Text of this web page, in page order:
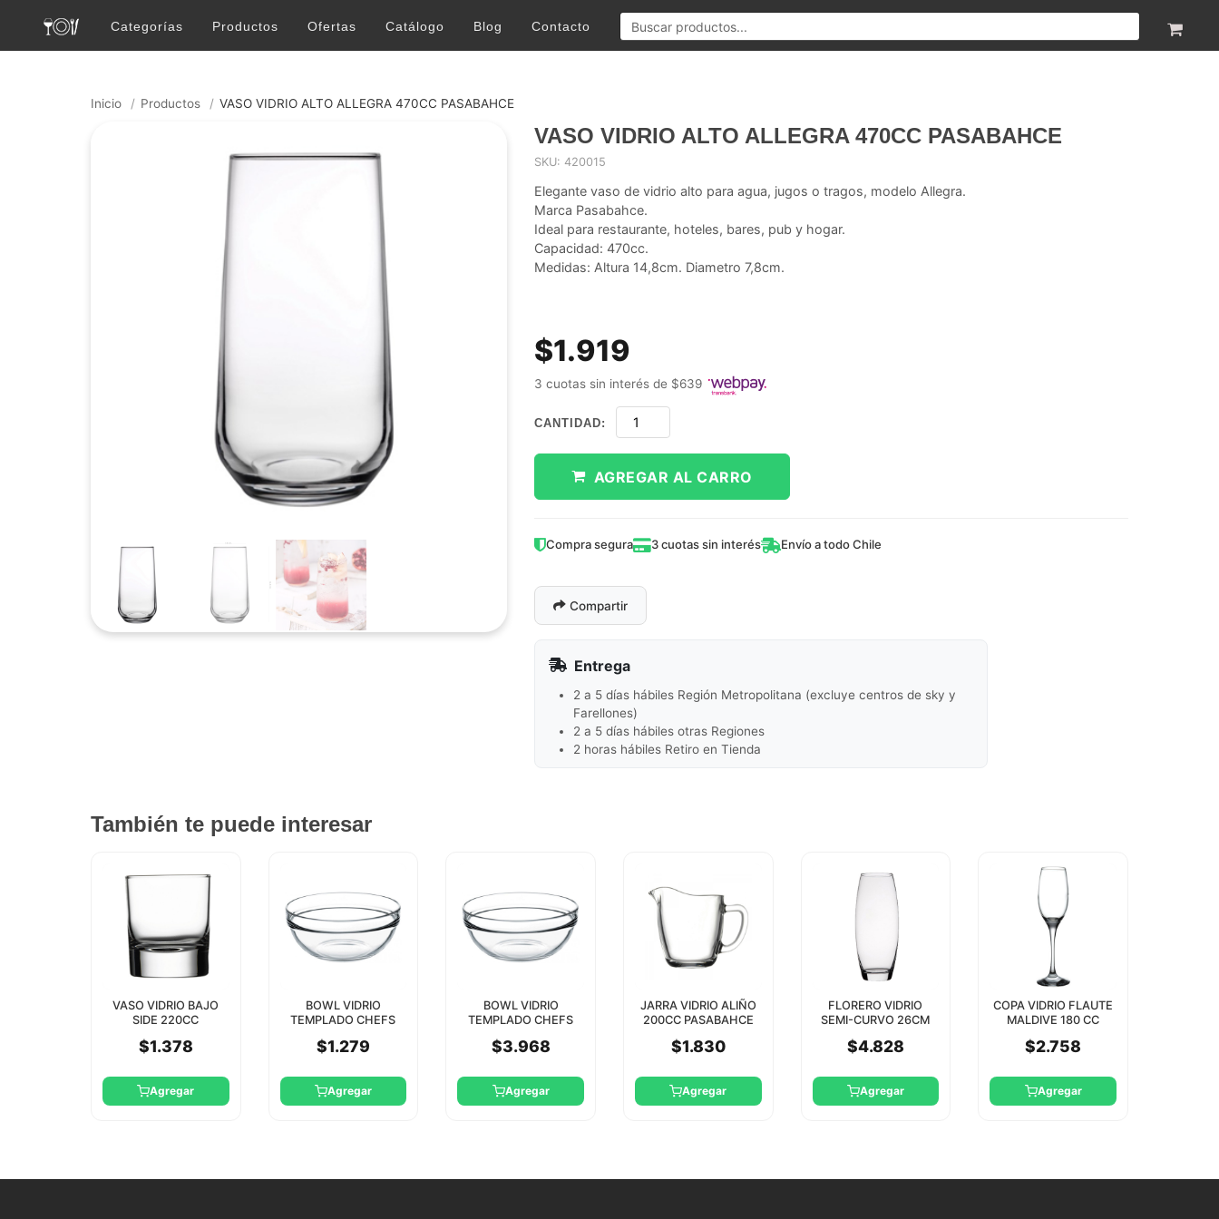
Categorías Productos Ofertas Catálogo Blog Contacto
Inicio / Productos / VASO VIDRIO ALTO ALLEGRA 470CC PASABAHCE
VASO VIDRIO ALTO ALLEGRA 470CC PASABAHCE
SKU: 420015
Elegante vaso de vidrio alto para agua, jugos o tragos, modelo Allegra.
Marca Pasabahce.
Ideal para restaurante, hoteles, bares, pub y hogar.
Capacidad: 470cc.
Medidas: Altura 14,8cm. Diametro 7,8cm.
$1.919
3 cuotas sin interés de $639
CANTIDAD:
AGREGAR AL CARRO
Compra segura 3 cuotas sin interés Envío a todo Chile
Compartir
Entrega
2 a 5 días hábiles Región Metropolitana (excluye centros de sky y
Farellones)
2 a 5 días hábiles otras Regiones
2 horas hábiles Retiro en Tienda
También te puede interesar
VASO VIDRIO BAJO
SIDE 220CC
$1.378
Agregar
BOWL VIDRIO
TEMPLADO CHEFS
$1.279
Agregar
BOWL VIDRIO
TEMPLADO CHEFS
$3.968
Agregar
JARRA VIDRIO ALIÑO
200CC PASABAHCE
$1.830
Agregar
FLORERO VIDRIO
SEMI-CURVO 26CM
$4.828
Agregar
COPA VIDRIO FLAUTE
MALDIVE 180 CC
$2.758
Agregar